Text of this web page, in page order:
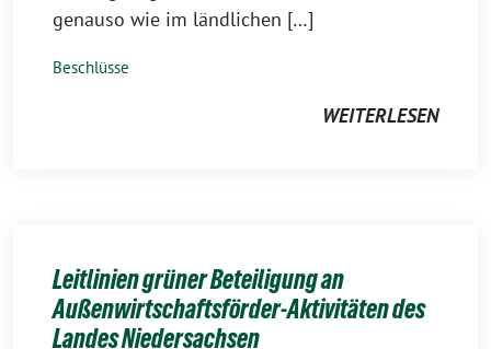
genauso wie im ländlichen […]
Beschlüsse
WEITERLESEN
Leitlinien grüner Beteiligung an
Außenwirtschaftsförder-Aktivitäten des
Landes Niedersachsen